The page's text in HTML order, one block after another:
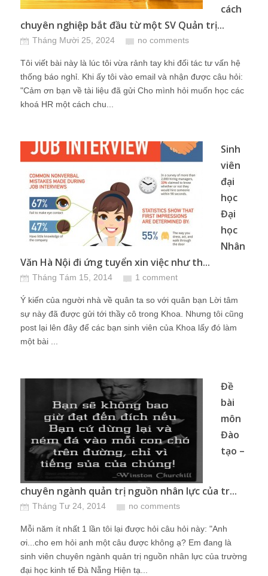
cách
chuyên nghiệp bắt đầu từ một SV Quản trị...
Tháng Mười 25, 2024 no comments
Tôi viết bài này là lúc tôi vừa rảnh tay khi đối tác tư vấn hệ
thống báo nghỉ. Khi ấy tôi vào email và nhận được câu hỏi:
"Cảm ơn bạn về tài liệu đã gửi Cho mình hỏi muốn học các
khoá HR một cách chu...
Sinh
viên
đại
học
Đại
học
Nhân
Văn Hà Nội đi ứng tuyển xin việc như th...
Tháng Tám 15, 2014 1 comment
Ý kiến của người nhà về quân ta so với quân bạn Lời tâm
sự này đã được gửi tới thầy cô trong Khoa. Nhưng tôi cũng
post lại lên đây để các bạn sinh viên của Khoa lấy đó làm
một bài ...
Đề
bài
môn
Đào
tạo –
chuyên ngành quản trị nguồn nhân lực của tr...
Tháng Tư 24, 2014 no comments
Mỗi năm ít nhất 1 lần tôi lại được hỏi câu hỏi này: "Anh
ơi...cho em hỏi anh một câu được không ạ? Em đang là
sinh viên chuyên ngành quản trị nguồn nhân lực của trường
đại học kinh tế Đà Nẵng Hiện tạ...